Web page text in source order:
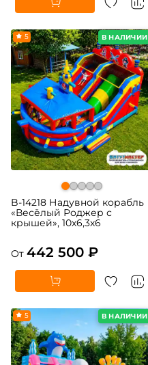
В НАЛИЧИИ
5
B-14218 Надувной корабль
«Весёлый Роджер с
крышей», 10х6,3х6
От 442 500 ₽
В НАЛИЧИИ
5